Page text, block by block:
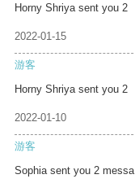
Horny Shriya sent you 2
2022-01-15
游客
Horny Shriya sent you 2
2022-01-10
游客
Sophia sent you 2 messa